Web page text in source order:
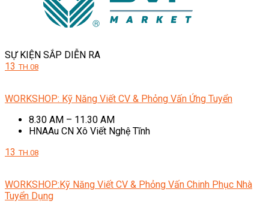
SỰ KIỆN SẮP DIỄN RA
13 TH.08
WORKSHOP: Kỹ Năng Viết CV & Phỏng Vấn Ứng Tuyển
8.30 AM – 11.30 AM
HNAAu CN Xô Viết Nghệ Tĩnh
13 TH.08
WORKSHOP:Kỹ Năng Viết CV & Phỏng Vấn Chinh Phục Nhà
Tuyển Dụng